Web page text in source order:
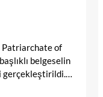
Patriarchate of
belgeselin
gerçekleştirildi.…